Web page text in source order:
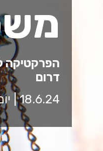
הפרקטיקה
דרום
18.6.24 | יום שלישי | 17:30 - 19:30 | זום